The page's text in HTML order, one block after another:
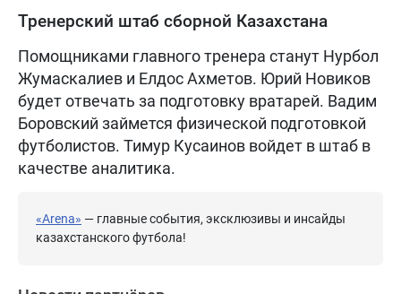
Тренерский штаб сборной Казахстана
Помощниками главного тренера станут Нурбол
Жумаскалиев и Елдос Ахметов. Юрий Новиков
будет отвечать за подготовку вратарей. Вадим
Боровский займется физической подготовкой
футболистов. Тимур Кусаинов войдет в штаб в
качестве аналитика.
«Arena» — главные события, эксклюзивы и инсайды
казахстанского футбола!